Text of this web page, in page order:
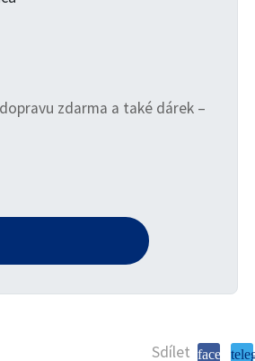
zdarma a také dárek –
Sdílet facebook